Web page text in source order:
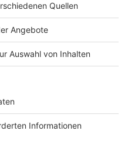
Studio-Hotline
Verkehrs-Hotline